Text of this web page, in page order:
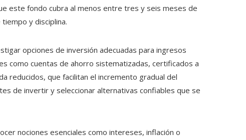
este fondo cubra al menos entre tres y seis meses de
y disciplina.
opciones de inversión adecuadas para ingresos
como cuentas de ahorro sistematizadas, certificados a
reducidos, que facilitan el incremento gradual del
de invertir y seleccionar alternativas confiables que se
nociones esenciales como intereses, inflación o